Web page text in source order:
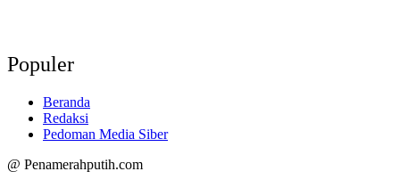
Populer
Beranda
Redaksi
Pedoman Media Siber
@ Penamerahputih.com